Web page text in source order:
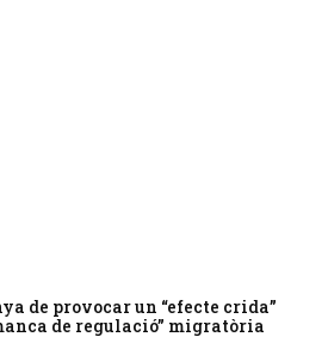
de provocar un “efecte crida”
de regulació” migratòria